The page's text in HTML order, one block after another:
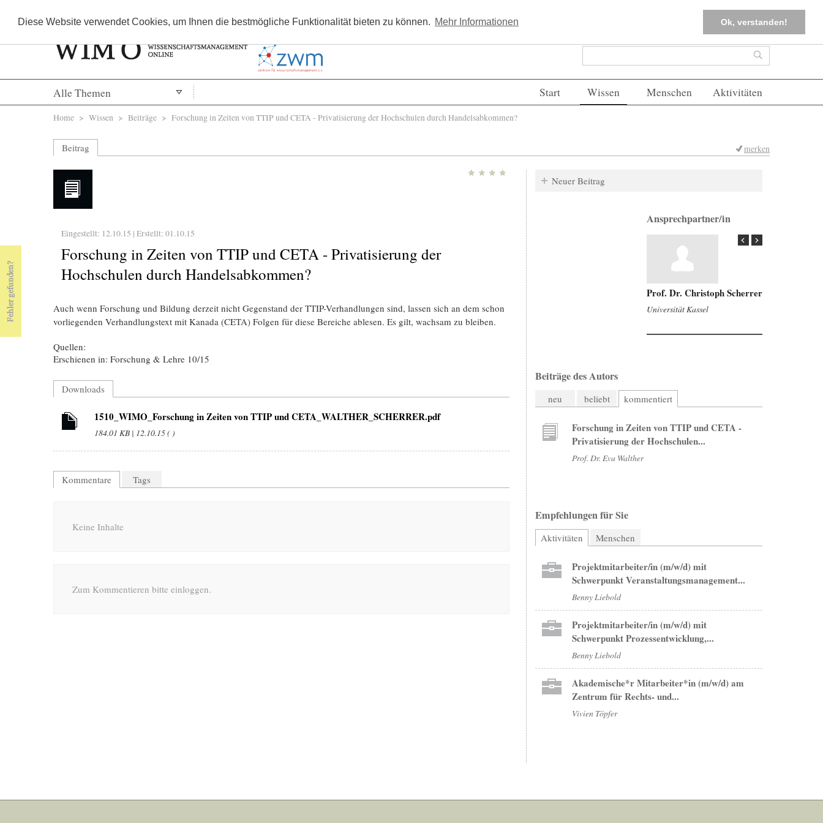
Diese Website verwendet Cookies, um Ihnen die bestmögliche Funktionalität bieten zu können. Mehr Informationen Ok, verstanden!
Kostenlos registrieren FAQs Einloggen
Suchformular Suche
Alle Themen Start Wissen Menschen Aktivitäten
Sie sind hier
Home > Wissen > Beiträge > Forschung in Zeiten von TTIP und CETA - Privatisierung der Hochschulen durch Handelsabkommen?
Beitrag merken
Eingestellt: 12.10.15 | Erstellt: 01.10.15
Forschung in Zeiten von TTIP und CETA - Privatisierung der
Hochschulen durch Handelsabkommen?
Auch wenn Forschung und Bildung derzeit nicht Gegenstand der TTIP-Verhandlungen sind, lassen sich an dem schon
vorliegenden Verhandlungstext mit Kanada (CETA) Folgen für diese Bereiche ablesen. Es gilt, wachsam zu bleiben.
Quellen:
Erschienen in: Forschung & Lehre 10/15
Downloads
1510_WIMO_Forschung in Zeiten von TTIP und CETA_WALTHER_SCHERRER.pdf
184.01 KB | 12.10.15 ( )
Kommentare Tags
Keine Inhalte
Zum Kommentieren bitte einloggen.
Neuer Beitrag
Ansprechpartner/in
« Prev Page
Prof. Dr. Christoph Scherrer
Universität Kassel
Beiträge des Autors
neu beliebt kommentiert
Forschung in Zeiten von TTIP und CETA -
Privatisierung der Hochschulen...
Prof. Dr. Eva Walther
Empfehlungen für Sie
Aktivitäten (aktiver Reiter)
Menschen
Projektmitarbeiter/in (m/w/d) mit
Schwerpunkt Veranstaltungsmanagement...
Benny Liebold
Projektmitarbeiter/in (m/w/d) mit
Schwerpunkt Prozessentwicklung,...
Benny Liebold
Akademische*r Mitarbeiter*in (m/w/d) am
Zentrum für Rechts- und...
Vivien Töpfer